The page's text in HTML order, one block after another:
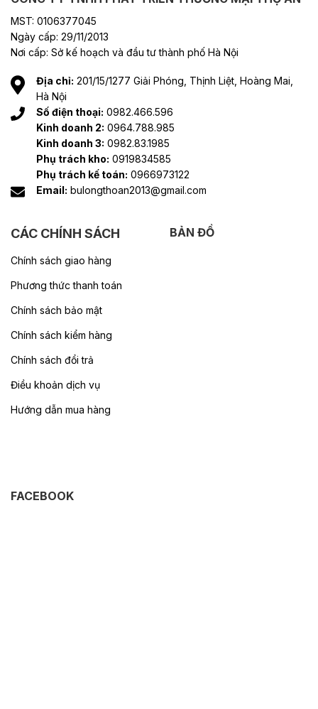
MST: 0106377045
Ngày cấp: 29/11/2013
Nơi cấp: Sở kế hoạch và đầu tư thành phố Hà Nội
Địa chỉ: 201/15/1277 Giải Phóng, Thịnh Liệt, Hoàng Mai,
Hà Nội
Số điện thoại: 0982.466.596
Kinh doanh 2: 0964.788.985
Kinh doanh 3: 0982.83.1985
Phụ trách kho: 0919834585
Phụ trách kế toán: 0966973122
Email: bulongthoan2013@gmail.com
CÁC CHÍNH SÁCH
Chính sách giao hàng
Phương thức thanh toán
Chính sách bảo mật
Chính sách kiểm hàng
Chính sách đổi trả
Điều khoản dịch vụ
Hướng dẫn mua hàng
BẢN ĐỒ
FACEBOOK